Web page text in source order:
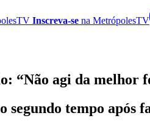
Inscreva-se na MetrópolesTV
“Não agi da melhor
segundo tempo